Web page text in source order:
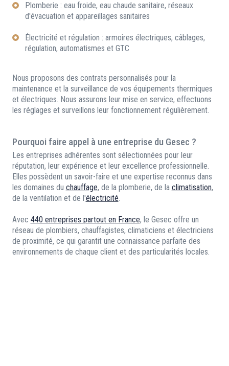
Plomberie : eau froide, eau chaude sanitaire, réseaux
d'évacuation et appareillages sanitaires
Électricité et régulation : armoires électriques, câblages,
régulation, automatismes et GTC
Nous proposons des contrats personnalisés pour la
maintenance et la surveillance de vos équipements thermiques
et électriques. Nous assurons leur mise en service, effectuons
les réglages et surveillons leur fonctionnement régulièrement.
Pourquoi faire appel à une entreprise du Gesec ?
Les entreprises adhérentes sont sélectionnées pour leur
réputation, leur expérience et leur excellence professionnelle.
Elles possèdent un savoir-faire et une expertise reconnus dans
les domaines du chauffage, de la plomberie, de la climatisation,
de la ventilation et de l'électricité.
Avec 440 entreprises partout en France, le Gesec offre un
réseau de plombiers, chauffagistes, climaticiens et électriciens
de proximité, ce qui garantit une connaissance parfaite des
environnements de chaque client et des particularités locales.